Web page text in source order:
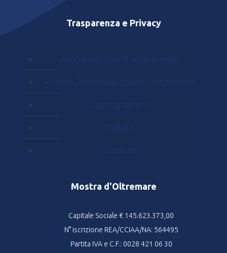
Trasparenza e Privacy
Amministrazione trasparente
Archivio Amministrazione Trasparente
Organigramma
Statuto
Contatti
Mostra d'Oltremare
Capitale Sociale € 145.623.373,00
N° iscrizione REA/CCIAA/NA: 564495
Partita IVA e C.F.: 0028 421 06 30